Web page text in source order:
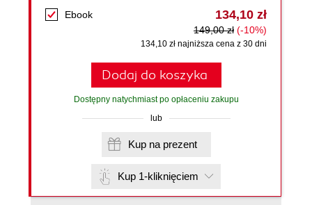
Ebook 134,10 zł
149,00 zł (-10%)
134,10 zł najniższa cena z 30 dni
Dodaj do koszyka
Dostępny natychmiast po opłaceniu zakupu
lub
Kup na prezent
Kup 1-kliknięciem